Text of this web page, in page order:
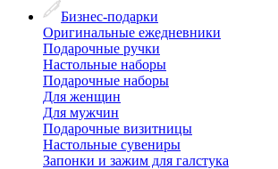
Бизнес-подарки
Оригинальные ежедневники
Подарочные ручки
Настольные наборы
Подарочные наборы
Для женщин
Для мужчин
Подарочные визитницы
Настольные сувениры
Запонки и зажим для галстука